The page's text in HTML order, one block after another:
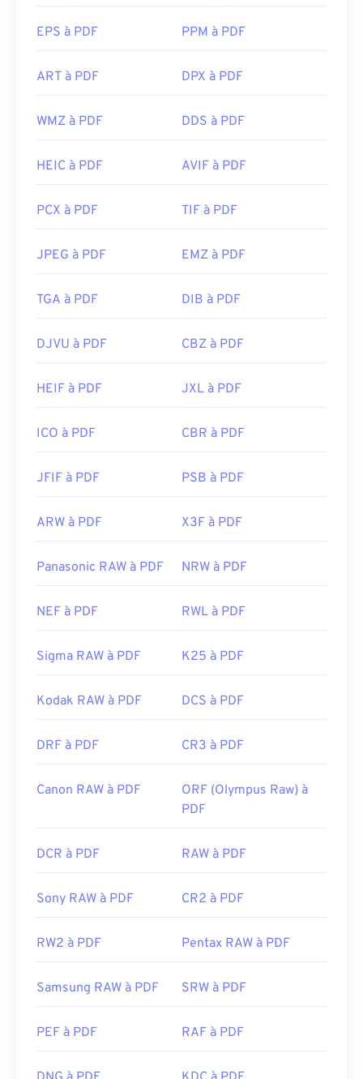
EPS à PDF PPM à PDF
ART à PDF DPX à PDF
WMZ à PDF DDS à PDF
HEIC à PDF AVIF à PDF
PCX à PDF TIF à PDF
JPEG à PDF EMZ à PDF
TGA à PDF DIB à PDF
DJVU à PDF CBZ à PDF
HEIF à PDF JXL à PDF
ICO à PDF CBR à PDF
JFIF à PDF PSB à PDF
ARW à PDF X3F à PDF
Panasonic RAW à PDF NRW à PDF
NEF à PDF RWL à PDF
Sigma RAW à PDF K25 à PDF
Kodak RAW à PDF DCS à PDF
DRF à PDF CR3 à PDF
Canon RAW à PDF
ORF (Olympus Raw) à
PDF
DCR à PDF RAW à PDF
Sony RAW à PDF CR2 à PDF
RW2 à PDF Pentax RAW à PDF
Samsung RAW à PDF SRW à PDF
PEF à PDF RAF à PDF